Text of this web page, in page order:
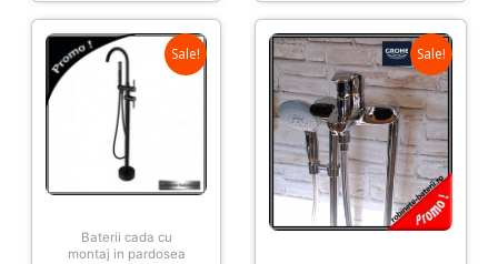
Sale!
Baterii cada cu
montaj in pardosea
Sale!